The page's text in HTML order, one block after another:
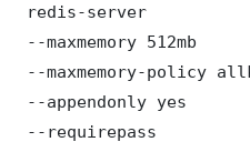
redis-server
--maxmemory 512mb
--maxmemory-policy
--appendonly yes
--requirepass